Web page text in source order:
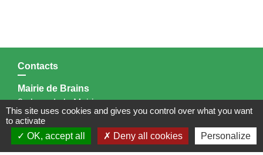
Contacts
Mairie de Brains
2 place de la Mairie
44830 Brains - FRANCE
+33 2 40 65 51 30
Contact par formulaire
This site uses cookies and gives you control over what you want
to activate
OK, accept all
Deny all cookies Personalize